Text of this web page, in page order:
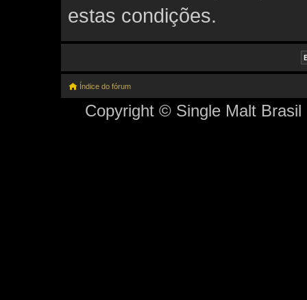
estas condições.
Índice do fórum
Copyright © Single Malt